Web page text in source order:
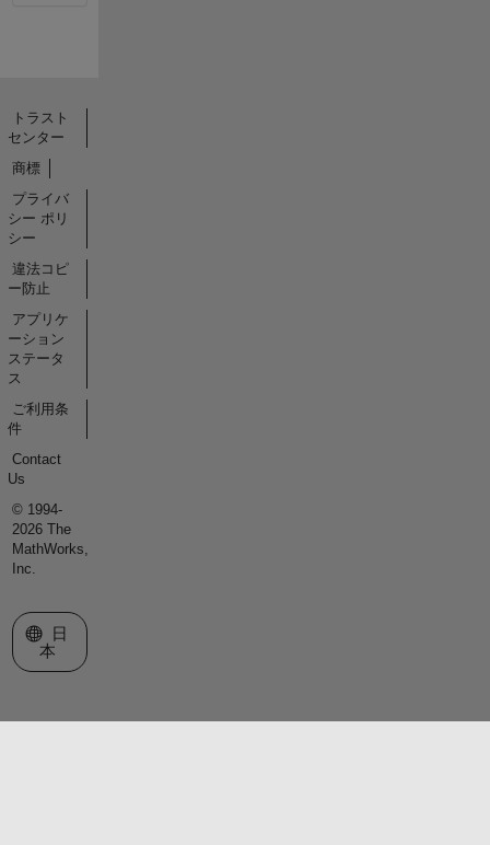
トラスト
センター
商標
プライバ
シー ポリ
シー
違法コピ
ー防止
アプリケ
ーション
ステータ
ス
ご利用条
件
Contact
Us
© 1994-
2026 The
MathWorks,
Inc.
Web サイトの選択
日
本